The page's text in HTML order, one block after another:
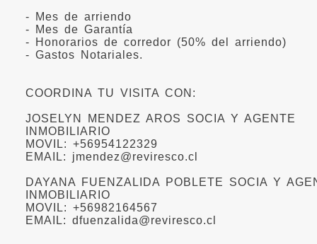
- Mes de arriendo
- Mes de Garantía
- Honorarios de corredor (50% del arriendo)
- Gastos Notariales.
COORDINA TU VISITA CON:
JOSELYN MENDEZ AROS SOCIA Y AGENTE
INMOBILIARIO
MOVIL: +56954122329
EMAIL: jmendez@reviresco.cl
DAYANA FUENZALIDA POBLETE SOCIA Y
INMOBILIARIO
MOVIL: +56982164567
EMAIL: dfuenzalida@reviresco.cl